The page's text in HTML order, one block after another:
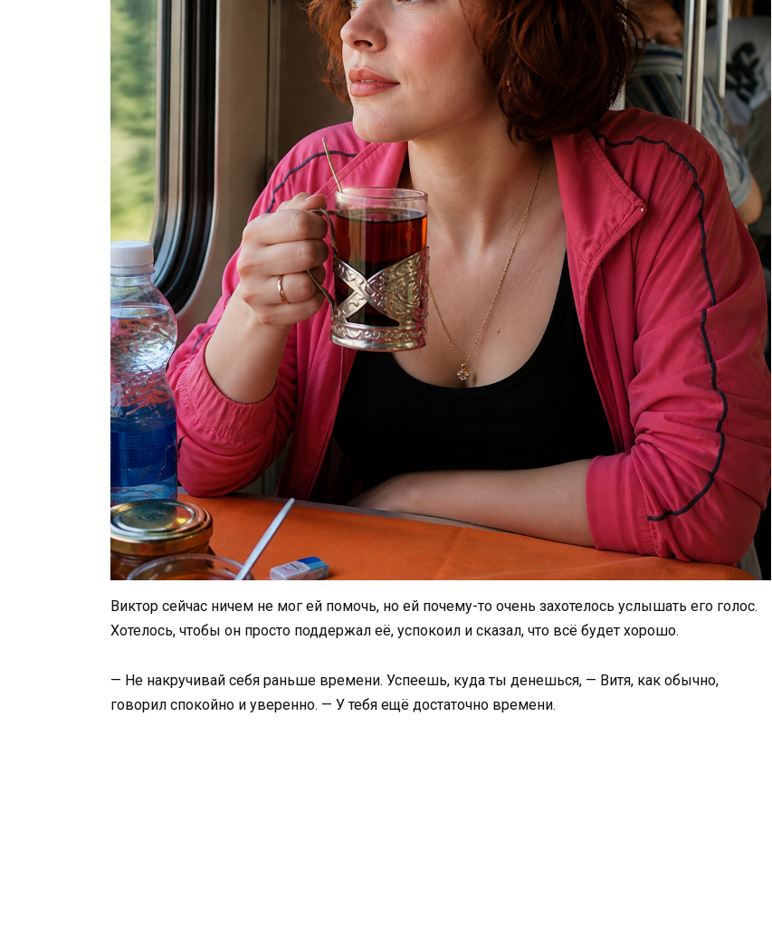
Виктор сейчас ничем не мог ей помочь, но ей почему-то очень захотелось услышать его голос.
Хотелось, чтобы он просто поддержал её, успокоил и сказал, что всё будет хорошо.
— Не накручивай себя раньше времени. Успеешь, куда ты денешься, — Витя, как обычно,
говорил спокойно и уверенно. — У тебя ещё достаточно времени.